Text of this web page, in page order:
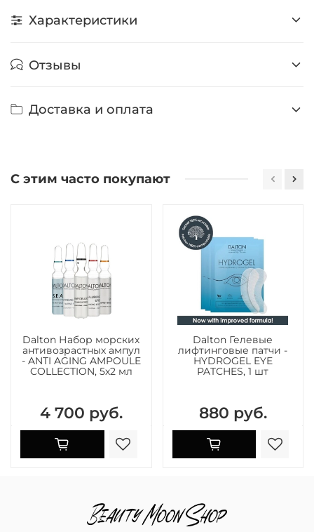
Характеристики
Отзывы
Доставка и оплата
С этим часто покупают
Dalton Набор морских
антивозрастных ампул
- ANTI AGING AMPOULE
COLLECTION, 5х2 мл
4 700 руб.
Dalton Гелевые
лифтинговые патчи -
HYDROGEL EYE
PATCHES, 1 шт
880 руб.